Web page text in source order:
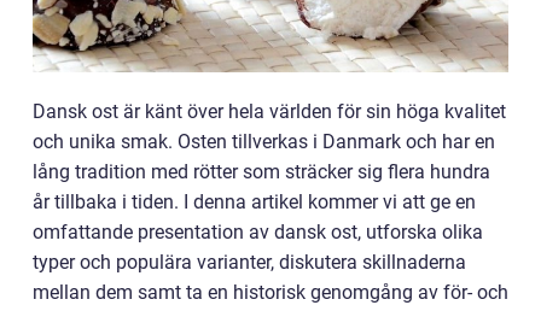
Dansk ost är känt över hela världen för sin höga kvalitet
och unika smak. Osten tillverkas i Danmark och har en
lång tradition med rötter som sträcker sig flera hundra
år tillbaka i tiden. I denna artikel kommer vi att ge en
omfattande presentation av dansk ost, utforska olika
typer och populära varianter, diskutera skillnaderna
mellan dem samt ta en historisk genomgång av för- och